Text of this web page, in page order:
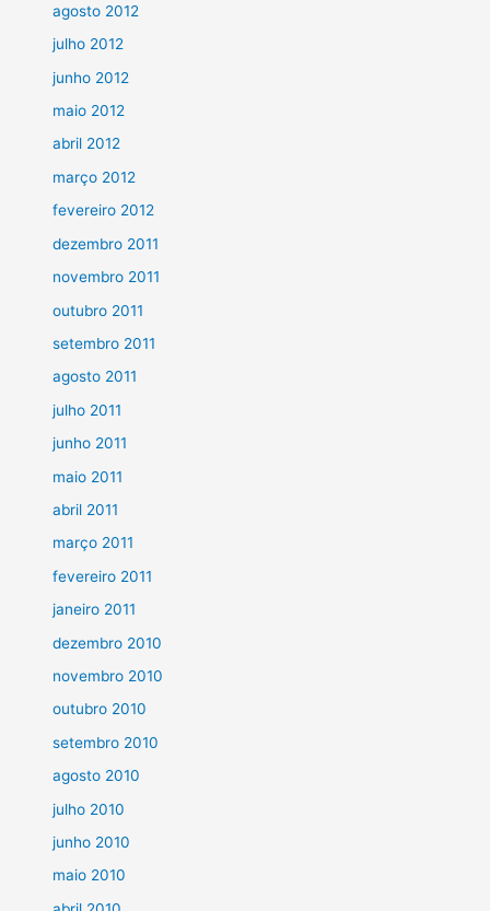
agosto 2012
julho 2012
junho 2012
maio 2012
abril 2012
março 2012
fevereiro 2012
dezembro 2011
novembro 2011
outubro 2011
setembro 2011
agosto 2011
julho 2011
junho 2011
maio 2011
abril 2011
março 2011
fevereiro 2011
janeiro 2011
dezembro 2010
novembro 2010
outubro 2010
setembro 2010
agosto 2010
julho 2010
junho 2010
maio 2010